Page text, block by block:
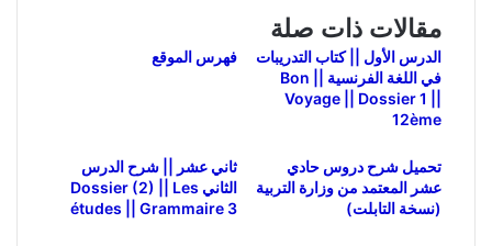
مقالات ذات صلة
فهرس الموقع
الدرس الأول || كتاب التدريبات
في اللغة الفرنسية || Bon
Voyage || Dossier 1 ||
12ème
ثاني عشر || شرح الدرس
الثاني Dossier (2) || Les
études || Grammaire 3
تحميل شرح دروس حادي
عشر المعتمد من وزارة التربية
(نسخة التابلت)